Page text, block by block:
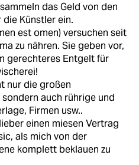
das Geld von den
die Künstler ein.
est omen) versuchen seit
zu nähren. Sie geben vor,
gerechteres Entgelt für
nur die großen
auch rührige und
Firmen usw..
einen miesen Vertrag
als mich von der
komplett beklauen zu